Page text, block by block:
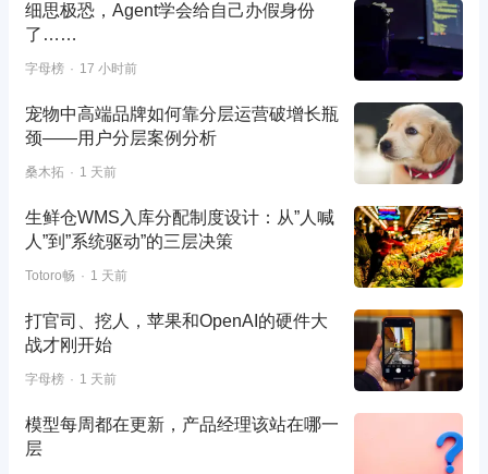
细思极恐，Agent学会给自己办假身份
了……
字母榜 17 小时前
宠物中高端品牌如何靠分层运营破增长瓶
颈——用户分层案例分析
桑木拓 1 天前
生鲜仓WMS入库分配制度设计：从”人喊
人”到”系统驱动”的三层决策
Totoro畅 1 天前
打官司、挖人，苹果和OpenAI的硬件大
战才刚开始
字母榜 1 天前
模型每周都在更新，产品经理该站在哪一
层